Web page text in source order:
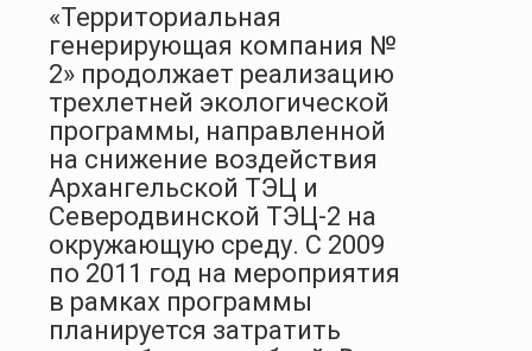
«Территориальная
генерирующая компания №
2» продолжает реализацию
трехлетней экологической
программы, направленной
на снижение воздействия
Архангельской ТЭЦ и
Северодвинской ТЭЦ-2 на
окружающую среду. С 2009
по 2011 год на мероприятия
в рамках программы
планируется затратить